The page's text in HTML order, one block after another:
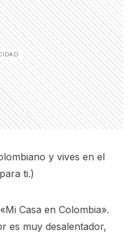
y vives en el
ti.)
Casa en Colombia».
es muy desalentador,